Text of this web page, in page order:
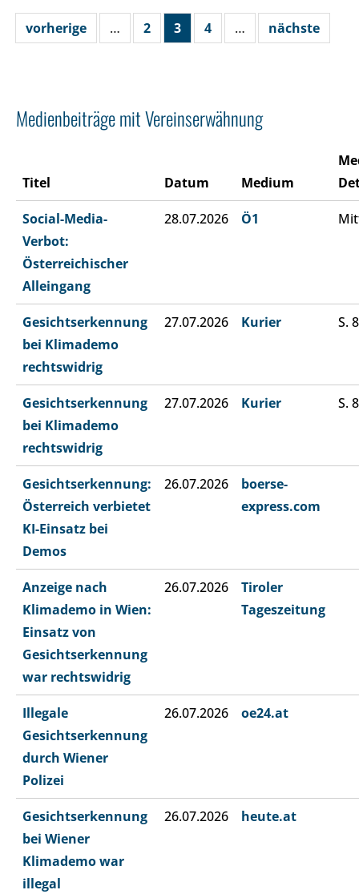
vorherige … 2 3 4 … nächste
Medienbeiträge mit Vereinserwähnung
Titel Datum Medium
Social-Media-
Verbot:
Österreichischer
Alleingang
28.07.2026 Ö1
Gesichtserkennung
bei Klimademo
rechtswidrig
27.07.2026 Kurier S. 8
Gesichtserkennung
bei Klimademo
rechtswidrig
27.07.2026 Kurier S. 8
Gesichtserkennung:
Österreich verbietet
KI-Einsatz bei
Demos
26.07.2026
boerse-
express.com
Anzeige nach
Klimademo in Wien:
Einsatz von
Gesichtserkennung
war rechtswidrig
26.07.2026
Tiroler
Tageszeitung
Illegale
Gesichtserkennung
durch Wiener
Polizei
26.07.2026 oe24.at
Gesichtserkennung
bei Wiener
Klimademo war
illegal
26.07.2026 heute.at